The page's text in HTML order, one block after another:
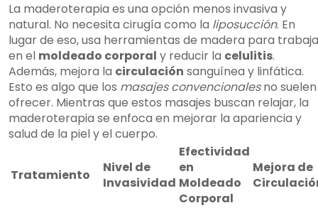
La maderoterapia es una opción menos invasiva y
natural. No necesita cirugía como la liposucción. En
lugar de eso, usa herramientas de madera para
en el moldeado corporal y reducir la celulitis.
Además, mejora la circulación sanguínea y linfática.
Esto es algo que los masajes convencionalesno suelen
ofrecer. Mientras que estos masajes buscan relajar, la
maderoterapia se enfoca en mejorar la apariencia y
salud de la piel y el cuerpo.
Tratamiento
Nivel de
Invasividad
Efectividad
en
Moldeado
Corporal
Mejora de